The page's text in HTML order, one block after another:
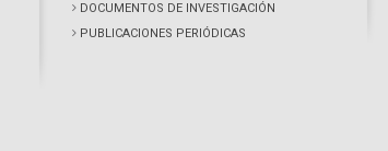
DOCUMENTOS DE INVESTIGACIÓN
PUBLICACIONES PERIÓDICAS